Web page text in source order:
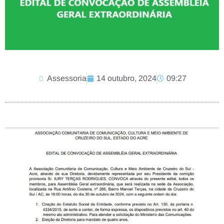
Assessoria 14 outubro, 2024 09:27